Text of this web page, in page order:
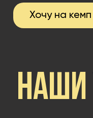
Хочу на